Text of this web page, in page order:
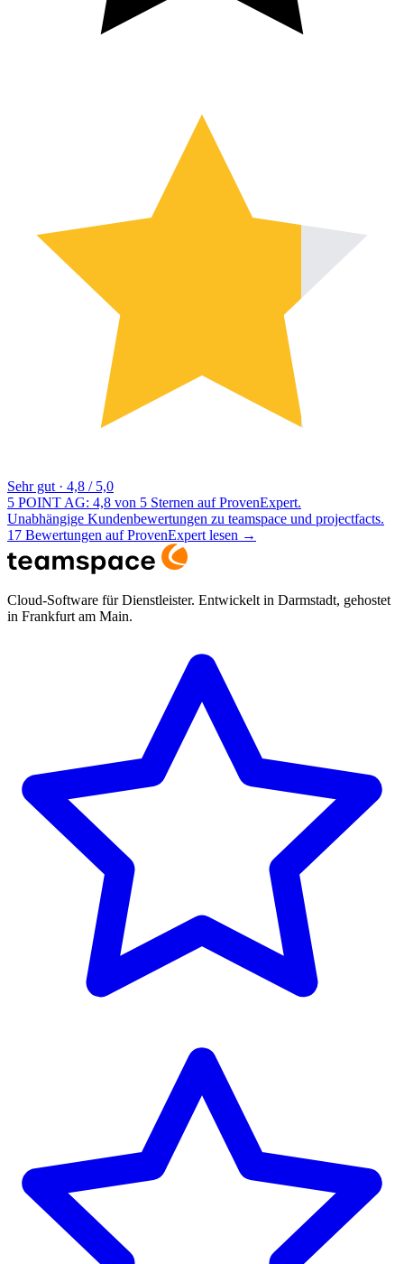
Sehr gut · 4,8 / 5,0
5 POINT AG: 4,8 von 5 Sternen auf ProvenExpert.
Unabhängige Kundenbewertungen zu teamspace und projectfacts.
17 Bewertungen auf ProvenExpert lesen →
Cloud-Software für Dienstleister. Entwickelt in Darmstadt, gehostet
in Frankfurt am Main.